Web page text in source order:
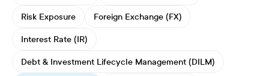
Risk Exposure Foreign Exchange (FX)
Interest Rate (IR)
Debt & Investment Lifecycle Management (DILM)